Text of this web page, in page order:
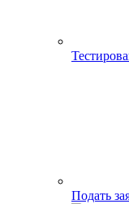
Подать